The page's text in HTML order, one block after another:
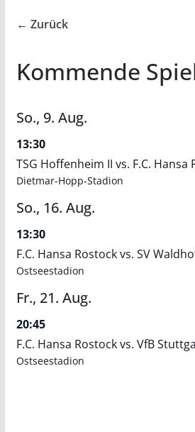
← Zurück
Kommende
So., 9. Aug.
13:30
TSG Hoffenheim II vs. F.C. Hansa
Dietmar-Hopp-Stadion
So., 16. Aug.
13:30
F.C. Hansa Rostock vs. SV
Ostseestadion
Fr., 21. Aug.
20:45
F.C. Hansa Rostock vs. VfB
Ostseestadion